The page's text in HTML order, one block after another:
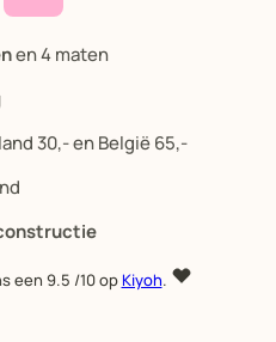
en 4 maten
30,- en België 65,-
een 9.5 /10 opKiyoh.